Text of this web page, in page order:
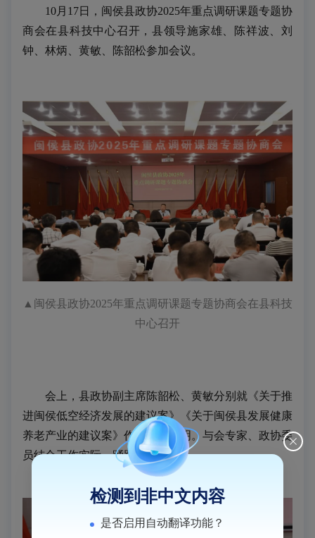
10月 17日，闽侯县政协2025年重点调研课题专题协
商会在县科技中心召开，县领导施家雄、陈祥波、刘
钟、林炳、黄敏、陈韶松参加会议。
▲闽侯县政协2025年重点调研课题专题协商会在县科技
中心召开
会上，县政协副主席陈韶松、黄敏分别就《关于推
进闽侯低空经济发展的建议案》《关于闽侯县发展健康
养老产业的建议案》作了详细说明。与会专家、政协委
员结合工作实际，踊跃发言。
检测到非中文内容
是否启用自动翻译功能？